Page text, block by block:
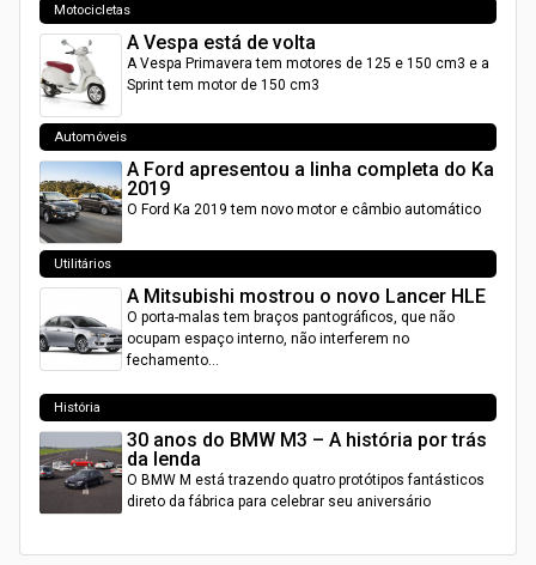
Motocicletas
A Vespa está de volta
A Vespa Primavera tem motores de 125 e 150 cm3 e a
Sprint tem motor de 150 cm3
Automóveis
A Ford apresentou a linha completa do Ka
2019
O Ford Ka 2019 tem novo motor e câmbio automático
Utilitários
A Mitsubishi mostrou o novo Lancer HLE
O porta-malas tem braços pantográficos, que não
ocupam espaço interno, não interferem no
fechamento…
História
30 anos do BMW M3 – A história por trás
da lenda
O BMW M está trazendo quatro protótipos fantásticos
direto da fábrica para celebrar seu aniversário